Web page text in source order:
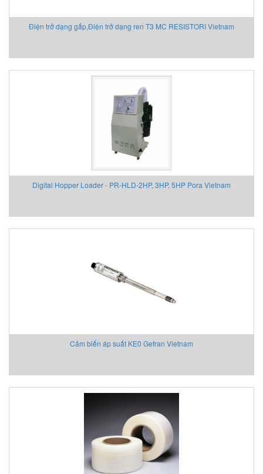
Điện trở dạng gấp,Điện trở dạng ren T3 MC RESISTORI Vietnam
Digital Hopper Loader - PR-HLD-2HP, 3HP, 5HP Pora Vietnam
Cảm biến áp suất KE0 Gefran Vietnam